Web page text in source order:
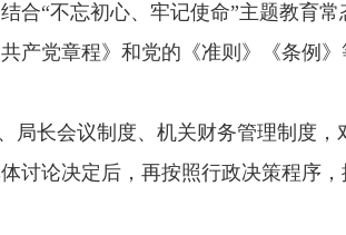
合“不忘初心、牢记使命”主题教育
产党章程》和党的《准则》《条例
局长会议制度、机关财务管理制度
讨论决定后，再按照行政决策程序